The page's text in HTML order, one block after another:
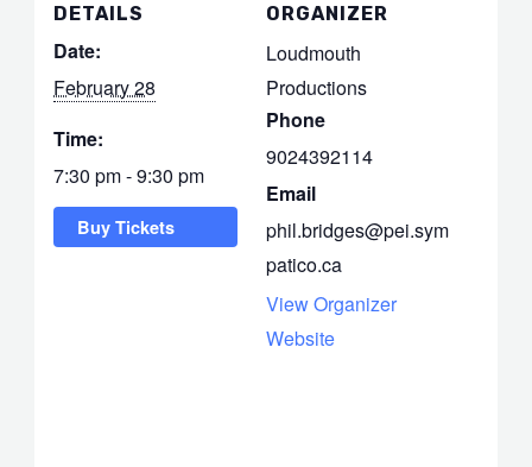
DETAILS
Date:
February 28
Time:
7:30 pm - 9:30 pm
Buy Tickets
ORGANIZER
Loudmouth
Productions
Phone
9024392114
Email
phil.bridges@pei.sym
patico.ca
View Organizer
Website